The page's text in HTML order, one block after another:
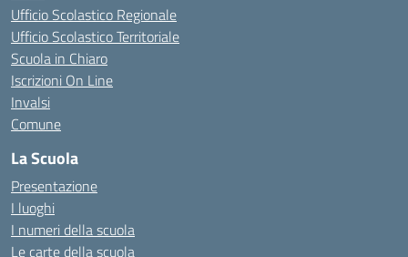
Ufficio Scolastico Regionale
Ufficio Scolastico Territoriale
Scuola in Chiaro
Iscrizioni On Line
Invalsi
Comune
La Scuola
Presentazione
I luoghi
I numeri della scuola
Le carte della scuola